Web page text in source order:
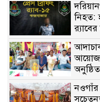
নিহত:
অনুষ্ঠিত
নওগাঁর